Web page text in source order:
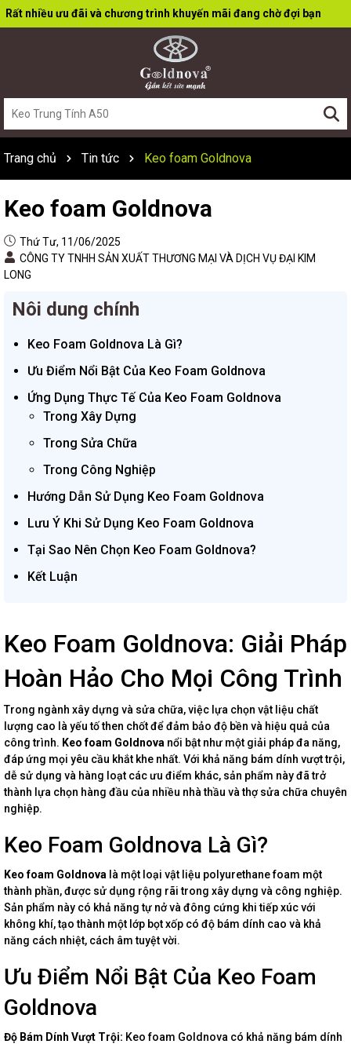
Rất nhiều ưu đãi và chương trình khuyến mãi đang chờ đợi bạn
Trang chủ Tin tức Keo foam Goldnova
Keo foam Goldnova
Thứ Tư, 11/06/2025
CÔNG TY TNHH SẢN XUẤT THƯƠNG MẠI VÀ DỊCH VỤ ĐẠI KIM
LONG
Nôi dung chính
Keo Foam Goldnova Là Gì?
Ưu Điểm Nổi Bật Của Keo Foam Goldnova
Ứng Dụng Thực Tế Của Keo Foam Goldnova
Trong Xây Dựng
Trong Sửa Chữa
Trong Công Nghiệp
Hướng Dẫn Sử Dụng Keo Foam Goldnova
Lưu Ý Khi Sử Dụng Keo Foam Goldnova
Tại Sao Nên Chọn Keo Foam Goldnova?
Kết Luận
Keo Foam Goldnova: Giải Pháp
Hoàn Hảo Cho Mọi Công Trình
Trong ngành xây dựng và sửa chữa, việc lựa chọn vật liệu chất
lượng cao là yếu tố then chốt để đảm bảo độ bền và hiệu quả của
công trình. Keo foam Goldnova nổi bật như một giải pháp đa năng,
đáp ứng mọi yêu cầu khắt khe nhất. Với khả năng bám dính vượt trội,
dễ sử dụng và hàng loạt các ưu điểm khác, sản phẩm này đã trở
thành lựa chọn hàng đầu của nhiều nhà thầu và thợ sửa chữa chuyên
nghiệp.
Keo Foam Goldnova Là Gì?
Keo foam Goldnova là một loại vật liệu polyurethane foam một
thành phần, được sử dụng rộng rãi trong xây dựng và công nghiệp.
Sản phẩm này có khả năng tự nở và đông cứng khi tiếp xúc với
không khí, tạo thành một lớp bọt xốp có độ bám dính cao và khả
năng cách nhiệt, cách âm tuyệt vời.
Ưu Điểm Nổi Bật Của Keo Foam
Goldnova
Độ Bám Dính Vượt Trội: Keo foam Goldnova có khả năng bám dính